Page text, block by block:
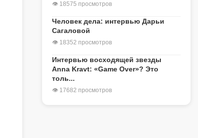
👁 18575 просмотров
Человек дела: интервью Дарьи
Сагаловой
👁 18352 просмотров
Интервью восходящей звезды
Anna Kravt: «Game Over»? Это
толь...
👁 17682 просмотров